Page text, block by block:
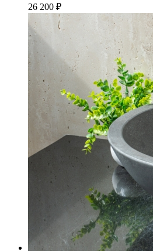
26 200 ₽